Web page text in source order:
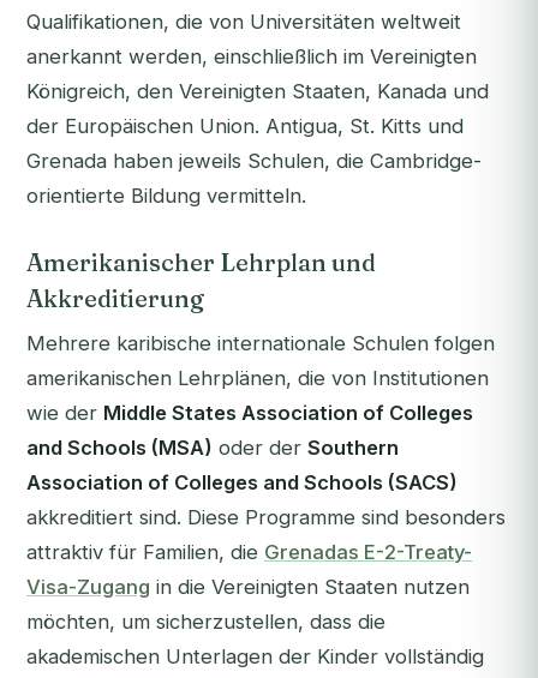
Qualifikationen, die von Universitäten weltweit
anerkannt werden, einschließlich im Vereinigten
Königreich, den Vereinigten Staaten, Kanada und
der Europäischen Union. Antigua, St. Kitts und
Grenada haben jeweils Schulen, die Cambridge-
orientierte Bildung vermitteln.
Amerikanischer Lehrplan und
Akkreditierung
Mehrere karibische internationale Schulen folgen
amerikanischen Lehrplänen, die von Institutionen
wie der Middle States Association of Colleges
and Schools (MSA) oder der Southern
Association of Colleges and Schools (SACS)
akkreditiert sind. Diese Programme sind besonders
attraktiv für Familien, die Grenadas E-2-Treaty-
Visa-Zugang in die Vereinigten Staaten nutzen
möchten, um sicherzustellen, dass die
akademischen Unterlagen der Kinder vollständig